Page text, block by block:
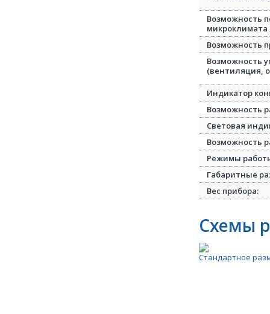
Возможность
Возможность
Возможность
(вентиляция,
Индикатор
Возможность
Световая
Возможность
Режимы
Габаритные
Вес прибора:
Схемы
Стандартное